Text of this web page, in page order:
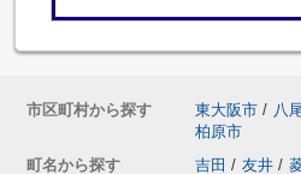
市区町村から探す 東大阪市 / 八
柏原市
町名から探す
吉田 / 友井 /